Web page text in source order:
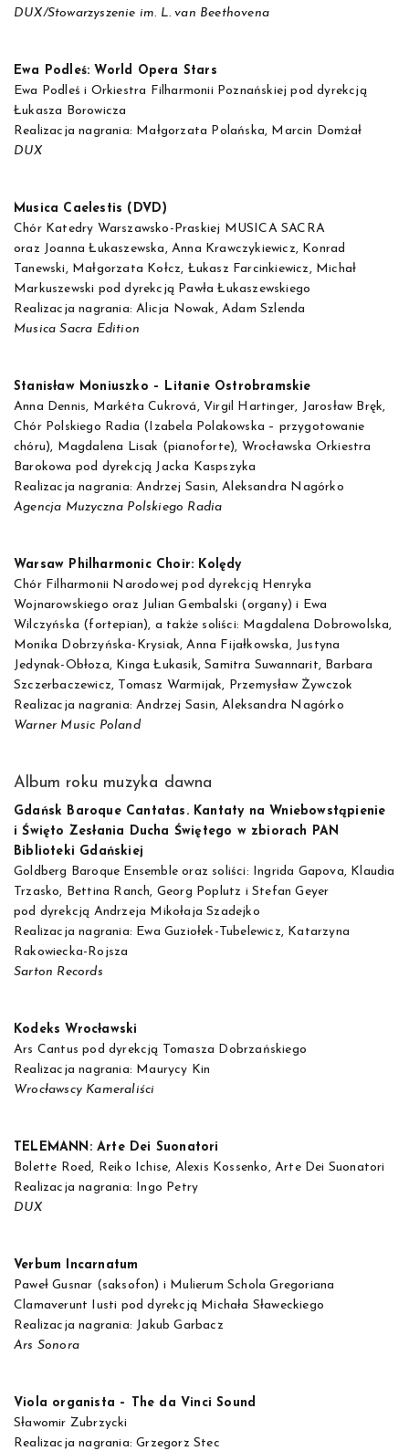
DUX/Stowarzyszenie im. L. van Beethovena
Ewa Podleś: World Opera Stars
Ewa Podleś i Orkiestra Filharmonii Poznańskiej pod dyrekcją
Łukasza Borowicza
Realizacja nagrania: Małgorzata Polańska, Marcin Domżał
DUX
Musica Caelestis (DVD)
Chór Katedry Warszawsko-Praskiej MUSICA SACRA
oraz Joanna Łukaszewska, Anna Krawczykiewicz, Konrad
Tanewski, Małgorzata Kołcz, Łukasz Farcinkiewicz, Michał
Markuszewski pod dyrekcją Pawła Łukaszewskiego
Realizacja nagrania: Alicja Nowak, Adam Szlenda
Musica Sacra Edition
Stanisław Moniuszko – Litanie Ostrobramskie
Anna Dennis, Markéta Cukrová, Virgil Hartinger, Jarosław Bręk,
Chór Polskiego Radia (Izabela Polakowska – przygotowanie
chóru), Magdalena Lisak (pianoforte), Wrocławska Orkiestra
Barokowa pod dyrekcją Jacka Kaspszyka
Realizacja nagrania: Andrzej Sasin, Aleksandra Nagórko
Agencja Muzyczna Polskiego Radia
Warsaw Philharmonic Choir: Kolędy
Chór Filharmonii Narodowej pod dyrekcją Henryka
Wojnarowskiego oraz Julian Gembalski (organy) i Ewa
Wilczyńska (fortepian), a także soliści: Magdalena Dobrowolska,
Monika Dobrzyńska-Krysiak, Anna Fijałkowska, Justyna
Jedynak-Obłoza, Kinga Łukasik, Samitra Suwannarit, Barbara
Szczerbaczewicz, Tomasz Warmijak, Przemysław Żywczok
Realizacja nagrania: Andrzej Sasin, Aleksandra Nagórko
Warner Music Poland
Album roku muzyka dawna
Gdańsk Baroque Cantatas. Kantaty na Wniebowstąpienie
i Święto Zesłania Ducha Świętego w zbiorach PAN
Biblioteki Gdańskiej
Goldberg Baroque Ensemble oraz soliści: Ingrida Gapova, Klaudia
Trzasko, Bettina Ranch, Georg Poplutz i Stefan Geyer
pod dyrekcją Andrzeja Mikołaja Szadejko
Realizacja nagrania: Ewa Guziołek-Tubelewicz, Katarzyna
Rakowiecka-Rojsza
Sarton Records
Kodeks Wrocławski
Ars Cantus pod dyrekcją Tomasza Dobrzańskiego
Realizacja nagrania: Maurycy Kin
Wrocławscy Kameraliści
TELEMANN: Arte Dei Suonatori
Bolette Roed, Reiko Ichise, Alexis Kossenko, Arte Dei Suonatori
Realizacja nagrania: Ingo Petry
DUX
Verbum Incarnatum
Paweł Gusnar (saksofon) i Mulierum Schola Gregoriana
Clamaverunt Iusti pod dyrekcją Michała Sławeckiego
Realizacja nagrania: Jakub Garbacz
Ars Sonora
Viola organista – The da Vinci Sound
Sławomir Zubrzycki
Realizacja nagrania: Grzegorz Stec